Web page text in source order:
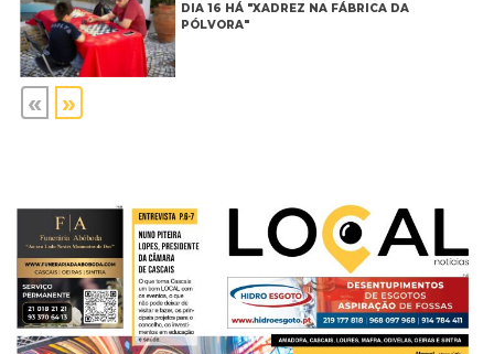
DIA 16 HÁ "XADREZ NA FÁBRICA DA
PÓLVORA"
« »